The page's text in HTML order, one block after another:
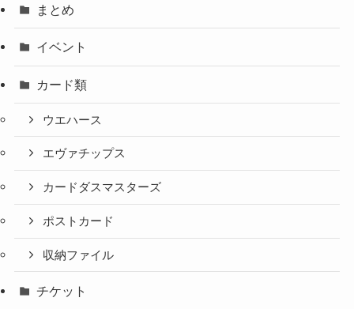
まとめ
イベント
カード類
ウエハース
エヴァチップス
カードダスマスターズ
ポストカード
収納ファイル
チケット